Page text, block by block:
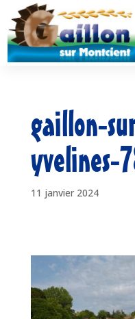
gaillon-
yvelines-
11 janvier 2024